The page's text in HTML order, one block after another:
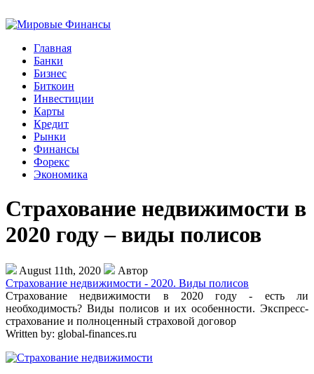
Главная
Банки
Бизнес
Биткоин
Инвестиции
Карты
Кредит
Рынки
Финансы
Форекс
Экономика
Страхование недвижимости в
2020 году – виды полисов
August 11th, 2020
Автор
Страхование недвижимости - 2020. Виды полисов
Страхование недвижимости в 2020 году - есть ли
необходимость? Виды полисов и их особенности. Экспресс-
страхование и полноценный страховой договор
Written by: global-finances.ru